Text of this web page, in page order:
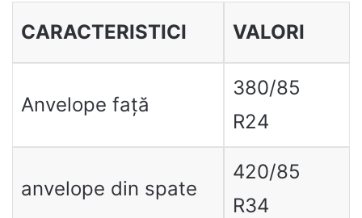
CARACTERISTICI VALORI
Anvelope față
380/85
R24
anvelope din spate
420/85
R34